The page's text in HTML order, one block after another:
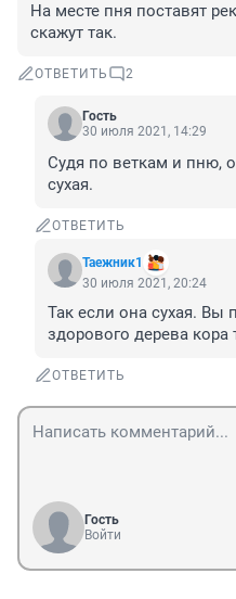
На месте пня поставят
скажут так.
ОТВЕТИТЬ 2
Гость
30 июля 2021, 14:29
Судя по веткам и пню,
сухая.
ОТВЕТИТЬ
Таежник1
30 июля 2021, 20:24
Так если она сухая. Вы
здорового дерева кора
ОТВЕТИТЬ
Гость
Войти